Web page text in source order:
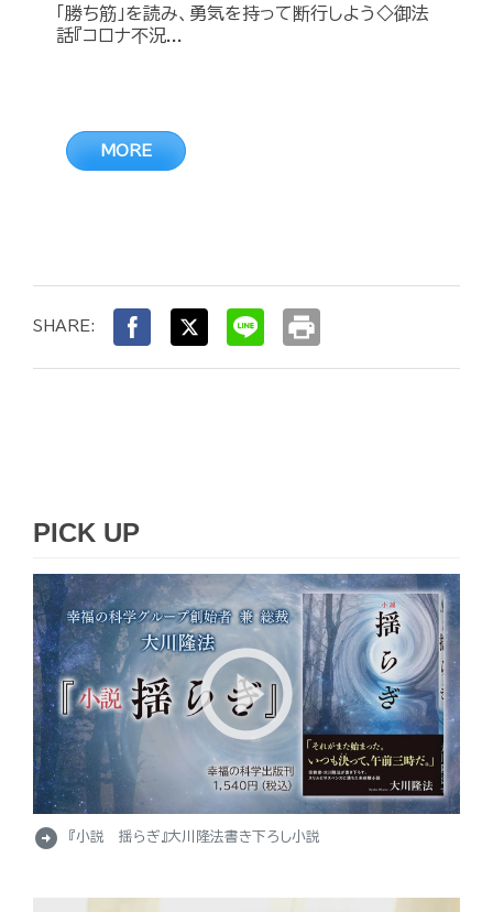
「勝ち筋」を読み、勇気を持って断行しよう◇御法
話『コロナ不況...
MORE
SHARE: print
PICK UP
arrow_circle_right 『小説 揺らぎ』大川隆法書き下ろし小説